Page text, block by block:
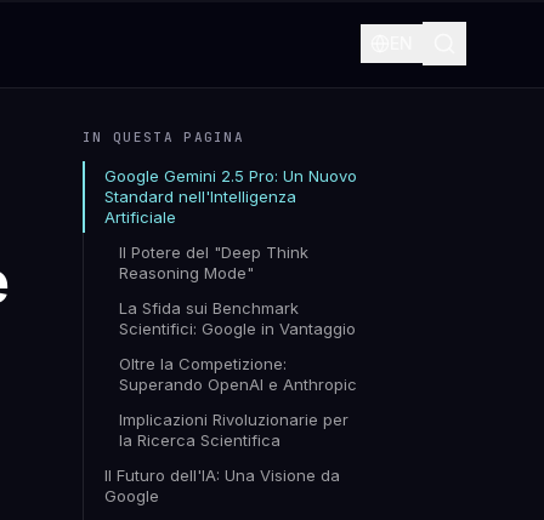
IN QUESTA PAGINA
Google Gemini 2.5 Pro: Un Nuovo
Standard nell'Intelligenza
Artificiale
Il Potere del "Deep Think
Reasoning Mode"
La Sfida sui Benchmark
Scientifici: Google in Vantaggio
Oltre la Competizione:
Superando OpenAI e Anthropic
Implicazioni Rivoluzionarie per
la Ricerca Scientifica
Il Futuro dell'IA: Una Visione da
Google